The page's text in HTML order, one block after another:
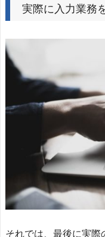
実際に入力業務
それでは、最後に実